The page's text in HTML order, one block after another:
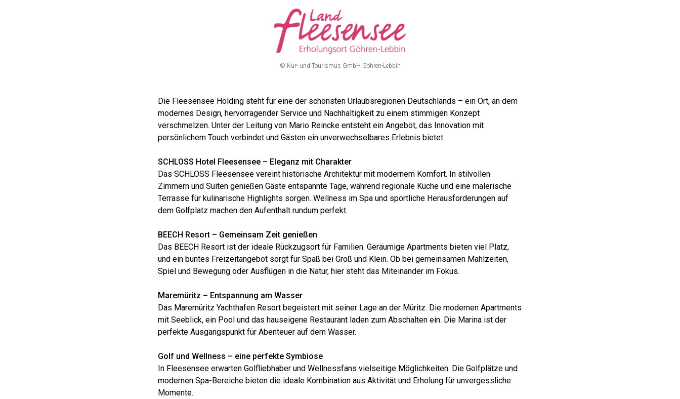
© Kur- und Tourismus GmbH Göhren-Lebbin
Die Fleesensee Holding steht für eine der schönsten Urlaubsregionen Deutschlands – ein Ort, an dem
modernes Design, hervorragender Service und Nachhaltigkeit zu einem stimmigen Konzept
verschmelzen. Unter der Leitung von Mario Reincke entsteht ein Angebot, das Innovation mit
persönlichem Touch verbindet und Gästen ein unverwechselbares Erlebnis bietet.
SCHLOSS Hotel Fleesensee – Eleganz mit Charakter
Das SCHLOSS Fleesensee vereint historische Architektur mit modernem Komfort. In stilvollen
Zimmern und Suiten genießen Gäste entspannte Tage, während regionale Küche und eine malerische
Terrasse für kulinarische Highlights sorgen. Wellness im Spa und sportliche Herausforderungen auf
dem Golfplatz machen den Aufenthalt rundum perfekt.
BEECH Resort – Gemeinsam Zeit genießen
Das BEECH Resort ist der ideale Rückzugsort für Familien. Geräumige Apartments bieten viel Platz,
und ein buntes Freizeitangebot sorgt für Spaß bei Groß und Klein. Ob bei gemeinsamen Mahlzeiten,
Spiel und Bewegung oder Ausflügen in die Natur, hier steht das Miteinander im Fokus.
Maremüritz – Entspannung am Wasser
Das Maremüritz Yachthafen Resort begeistert mit seiner Lage an der Müritz. Die modernen Apartments
mit Seeblick, ein Pool und das hauseigene Restaurant laden zum Abschalten ein. Die Marina ist der
perfekte Ausgangspunkt für Abenteuer auf dem Wasser.
Golf und Wellness – eine perfekte Symbiose
In Fleesensee erwarten Golfliebhaber und Wellnessfans vielseitige Möglichkeiten. Die Golfplätze und
modernen Spa-Bereiche bieten die ideale Kombination aus Aktivität und Erholung für unvergessliche
Momente.